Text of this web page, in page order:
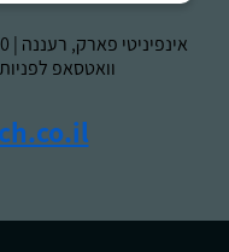
אינפיניטי פארק, רעננה |
וואטסאפ